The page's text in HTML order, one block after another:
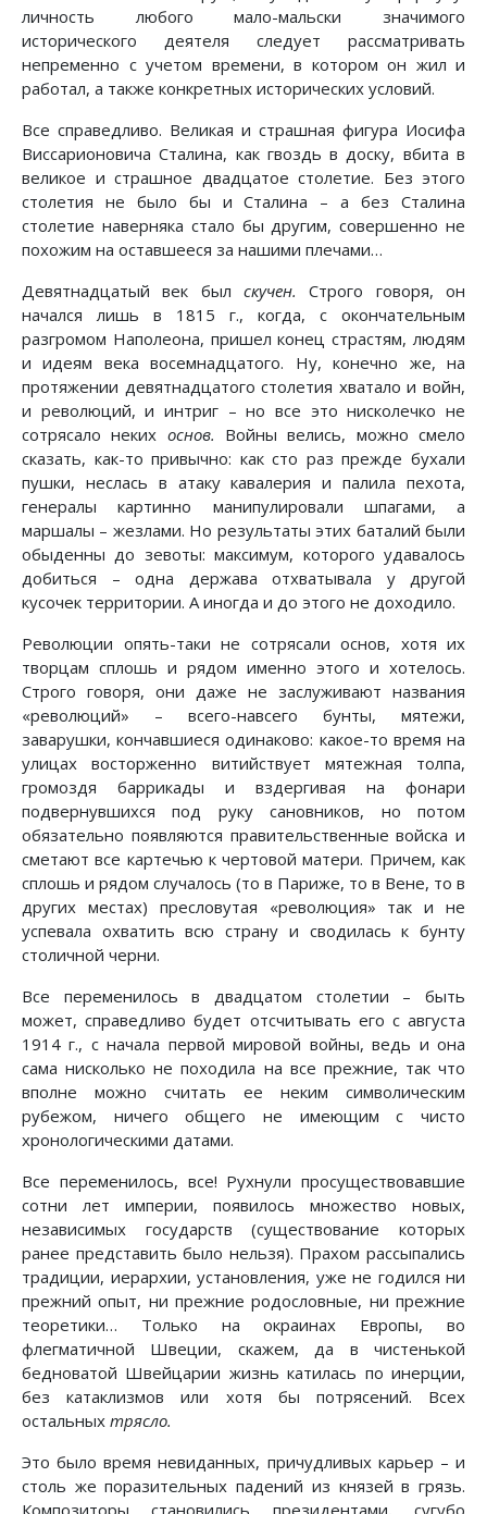
личность любого мало-мальски значимого
исторического деятеля следует рассматривать
непременно с учетом времени, в котором он жил и
работал, а также конкретных исторических условий.
Все справедливо. Великая и страшная фигура Иосифа
Виссарионовича Сталина, как гвоздь в доску, вбита в
великое и страшное двадцатое столетие. Без этого
столетия не было бы и Сталина – а без Сталина
столетие наверняка стало бы другим, совершенно не
похожим на оставшееся за нашими плечами…
Девятнадцатый век был скучен. Строго говоря, он
начался лишь в 1815 г., когда, с окончательным
разгромом Наполеона, пришел конец страстям, людям
и идеям века восемнадцатого. Ну, конечно же, на
протяжении девятнадцатого столетия хватало и войн,
и революций, и интриг – но все это нисколечко не
сотрясало неких основ. Войны велись, можно смело
сказать, как-то привычно: как сто раз прежде бухали
пушки, неслась в атаку кавалерия и палила пехота,
генералы картинно манипулировали шпагами, а
маршалы – жезлами. Но результаты этих баталий были
обыденны до зевоты: максимум, которого удавалось
добиться – одна держава отхватывала у другой
кусочек территории. А иногда и до этого не доходило.
Революции опять-таки не сотрясали основ, хотя их
творцам сплошь и рядом именно этого и хотелось.
Строго говоря, они даже не заслуживают названия
«революций» – всего-навсего бунты, мятежи,
заварушки, кончавшиеся одинаково: какое-то время на
улицах восторженно витийствует мятежная толпа,
громоздя баррикады и вздергивая на фонари
подвернувшихся под руку сановников, но потом
обязательно появляются правительственные войска и
сметают все картечью к чертовой матери. Причем, как
сплошь и рядом случалось (то в Париже, то в Вене, то в
других местах) пресловутая «революция» так и не
успевала охватить всю страну и сводилась к бунту
столичной черни.
Все переменилось в двадцатом столетии – быть
может, справедливо будет отсчитывать его с августа
1914 г., с начала первой мировой войны, ведь и она
сама нисколько не походила на все прежние, так что
вполне можно считать ее неким символическим
рубежом, ничего общего не имеющим с чисто
хронологическими датами.
Все переменилось, все! Рухнули просуществовавшие
сотни лет империи, появилось множество новых,
независимых государств (существование которых
ранее представить было нельзя). Прахом рассыпались
традиции, иерархии, установления, уже не годился ни
прежний опыт, ни прежние родословные, ни прежние
теоретики… Только на окраинах Европы, во
флегматичной Швеции, скажем, да в чистенькой
бедноватой Швейцарии жизнь катилась по инерции,
без катаклизмов или хотя бы потрясений. Всех
остальных трясло.
Это было время невиданных, причудливых карьер – и
столь же поразительных падений из князей в грязь.